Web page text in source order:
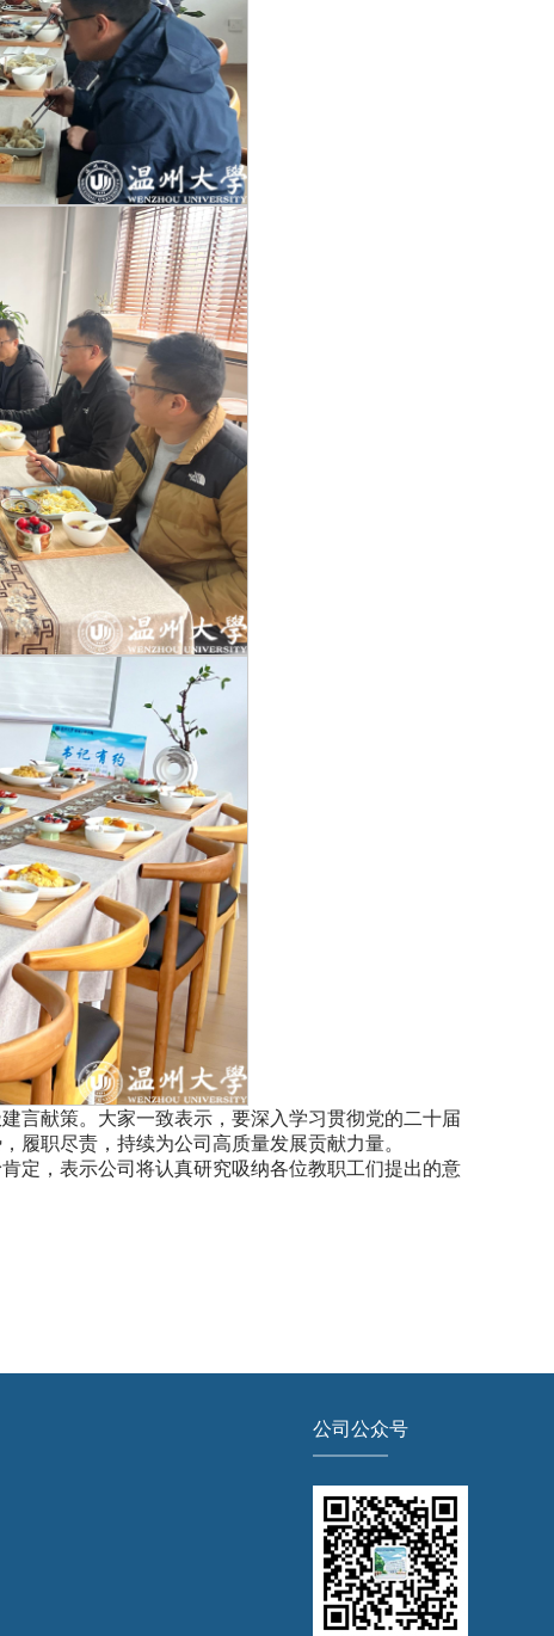
言献策。大家一致表示，要深入学习贯彻党的二十届
履职尽责，持续为公司高质量发展贡献力量。
定，表示公司将认真研究吸纳各位教职工们提出的意
公司公众号